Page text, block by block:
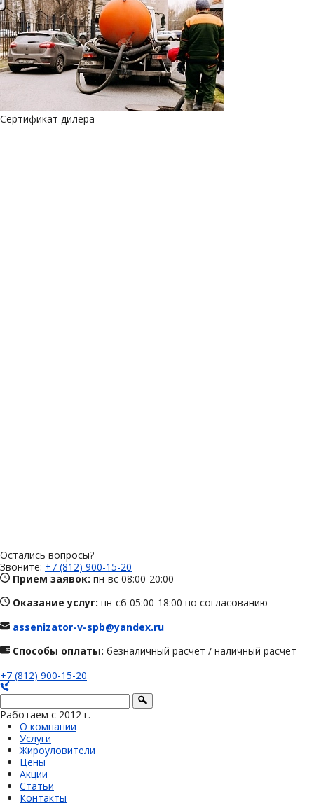
Сертификат дилера
Остались вопросы?
Звоните: +7 (812) 900-15-20
Прием заявок: пн-вс 08:00-20:00
Оказание услуг: пн-сб 05:00-18:00 по согласованию
assenizator-v-spb@yandex.ru
Способы оплаты: безналичный расчет / наличный расчет
+7 (812) 900-15-20
Работаем с 2012 г.
О компании
Услуги
Жироуловители
Цены
Акции
Статьи
Контакты